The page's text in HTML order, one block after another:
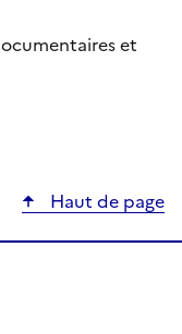
et
Haut de page